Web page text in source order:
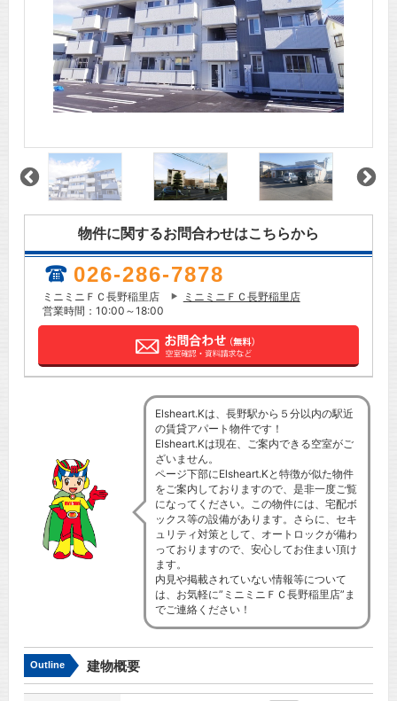
物件に関するお問合わせはこちらから
026-286-7878
ミニミニＦＣ長野稲里店
ミニミニＦＣ長野稲里店
営業時間：10:00～18:00
Elsheart.Kは、長野駅から５分以内の駅近
の賃貸アパート物件です！
Elsheart.Kは現在、ご案内できる空室がご
ざいません。
ページ下部にElsheart.Kと特徴が似た物件
をご案内しておりますので、是非一度ご覧
になってください。この物件には、宅配ボ
ックス等の設備があります。さらに、セキ
ュリティ対策として、オートロックが備わ
っておりますので、安心してお住まい頂け
ます。
内見や掲載されていない情報等について
は、お気軽に”ミニミニＦＣ長野稲里店”ま
でご連絡ください！
Outline 建物概要